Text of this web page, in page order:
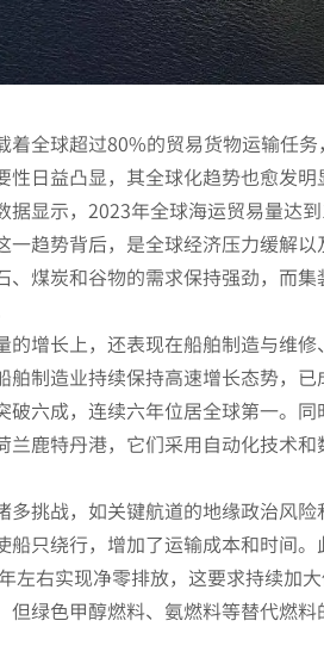
着全球超过80%的贸易货物运输任
日益凸显，其全球化趋势也愈发明
据显示，2023年全球海运贸易量达
趋势背后，是全球经济压力缓解以
、煤炭和谷物的需求保持强劲，而
的增长上，还表现在船舶制造与维
制造业持续保持高速增长态势，已
六成，连续六年位居全球第一。同
兰鹿特丹港，它们采用自动化技术
多挑战，如关键航道的地缘政治风
船只绕行，增加了运输成本和时间
左右实现净零排放，这要求持续加
但绿色甲醇燃料、氨燃料等替代燃